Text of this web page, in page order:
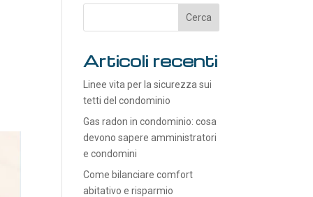
Articoli recenti
Linee vita per la sicurezza sui
tetti del condominio
Gas radon in condominio: cosa
devono sapere amministratori
e condomini
Come bilanciare comfort
abitativo e risparmio